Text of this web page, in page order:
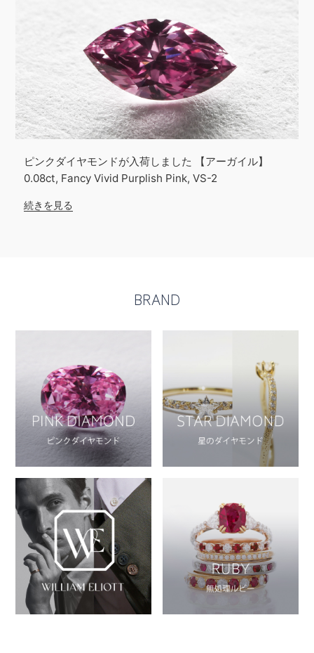
ピンクダイヤモンドが入荷しました 【アーガイル】
0.08ct, Fancy Vivid Purplish Pink, VS-2
続きを見る
BRAND